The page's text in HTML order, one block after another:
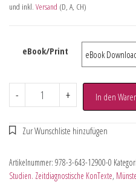
und inkl. Versand (D, A, CH)
eBook/Print
- + In den
Artikelnummer: 978-3-643-12900-0
Studien. Zeitdiagnostische KonTexte,